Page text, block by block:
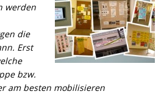
werden
die
Erst
bzw.
am besten mobilisieren